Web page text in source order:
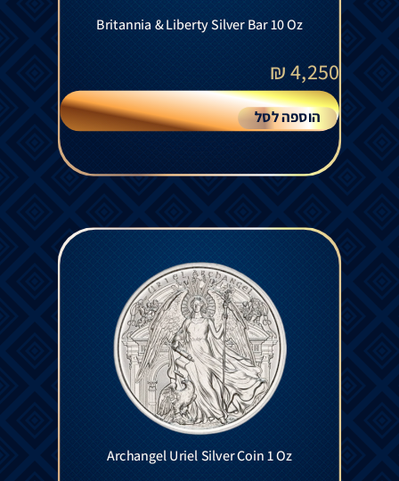
Britannia & Liberty Silver Bar 10 Oz
4,250
₪
הוספה לסל
Archangel Uriel Silver Coin 1 Oz